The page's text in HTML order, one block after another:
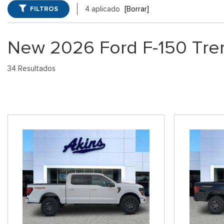
Jeep
Ram
Vans
Híbridos & Eléctricos
SUVs Ford
Vehículos
FILTROS 4 aplicado [Borrar]
New 2026 Ford F-150
34 Resultados